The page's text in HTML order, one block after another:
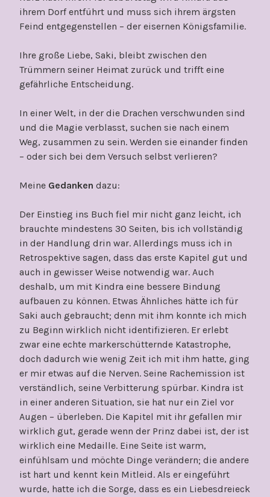
ihrem Dorf entführt und muss sich ihrem ärgsten
Feind entgegenstellen – der eisernen Königsfamilie.
Ihre große Liebe, Saki, bleibt zwischen den
Trümmern seiner Heimat zurück und trifft eine
gefährliche Entscheidung.
In einer Welt, in der die Drachen verschwunden sind
und die Magie verblasst, suchen sie nach einem
Weg, zusammen zu sein. Werden sie einander finden
– oder sich bei dem Versuch selbst verlieren?
Meine Gedanken dazu:
Der Einstieg ins Buch fiel mir nicht ganz leicht, ich
brauchte mindestens 30 Seiten, bis ich vollständig
in der Handlung drin war. Allerdings muss ich in
Retrospektive sagen, dass das erste Kapitel gut und
auch in gewisser Weise notwendig war. Auch
deshalb, um mit Kindra eine bessere Bindung
aufbauen zu können. Etwas Ähnliches hätte ich für
Saki auch gebraucht; denn mit ihm konnte ich mich
zu Beginn wirklich nicht identifizieren. Er erlebt
zwar eine echte markerschütternde Katastrophe,
doch dadurch wie wenig Zeit ich mit ihm hatte, ging
er mir etwas auf die Nerven. Seine Rachemission ist
verständlich, seine Verbitterung spürbar. Kindra ist
in einer anderen Situation, sie hat nur ein Ziel vor
Augen – überleben. Die Kapitel mit ihr gefallen mir
wirklich gut, gerade wenn der Prinz dabei ist, der ist
wirklich eine Medaille. Eine Seite ist warm,
einfühlsam und möchte Dinge verändern; die andere
ist hart und kennt kein Mitleid. Als er eingeführt
wurde, hatte ich die Sorge, dass es ein Liebesdreieck